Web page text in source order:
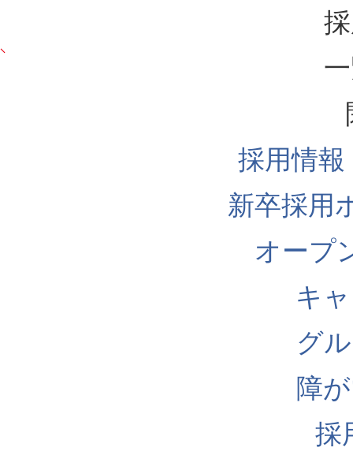
採用情
新卒採用
オープ
キ
グ
障
採